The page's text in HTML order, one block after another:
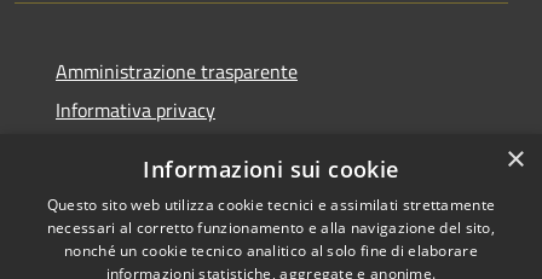
Amministrazione trasparente
Informativa privacy
Dichiarazione di accessibilità
×
Informazioni sui cookie
Questo sito web utilizza cookie tecnici e assimilati strettamente
necessari al corretto funzionamento e alla navigazione del sito,
nonché un cookie tecnico analitico al solo fine di elaborare
informazioni statistiche, aggregate e anonime.